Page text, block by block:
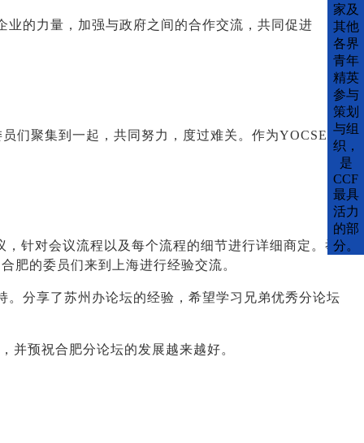
的力量，加强与政府之间的合作交流，共同促进
们聚集到一起，共同努力，度过难关。作为YOCSEF
针对会议流程以及每个流程的细节进行详细商定。举
肥的委员们来到上海进行经验交流。
分享了苏州办论坛的经验，希望学习兄弟优秀分论坛
并预祝合肥分论坛的发展越来越好。
家及
其他
各界
青年
精英
参与
策划
与组
织，
是
CCF
最具
活力
的部
分。